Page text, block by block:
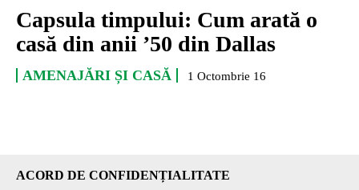
Capsula timpului: Cum arată o
casă din anii ’50 din Dallas
AMENAJĂRI ȘI CASĂ 1 Octombrie 16
ACORD DE CONFIDENȚIALITATE